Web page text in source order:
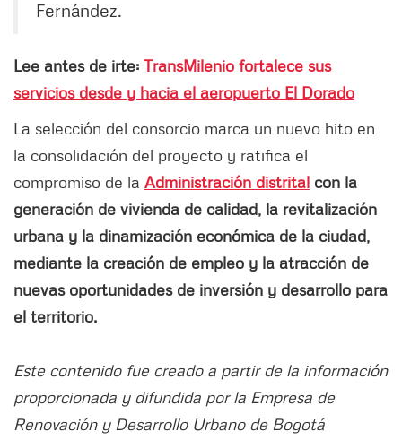
Fernández.
Lee antes de irte: TransMilenio fortalece sus
servicios desde y hacia el aeropuerto El Dorado
La selección del consorcio marca un nuevo hito en
la consolidación del proyecto y ratifica el
compromiso de la Administración distrital con la
generación de vivienda de calidad, la revitalización
urbana y la dinamización económica de la ciudad,
mediante la creación de empleo y la atracción de
nuevas oportunidades de inversión y desarrollo para
el territorio.
Este contenido fue creado a partir de la información
proporcionada y difundida por la Empresa de
Renovación y Desarrollo Urbano de Bogotá